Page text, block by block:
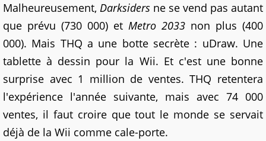
Malheureusement, Darksiders ne se vend pas autant
que prévu (730 000) et Metro 2033 non plus (400
000). Mais THQ a une botte secrète : uDraw. Une
tablette à dessin pour la Wii. Et c'est une bonne
surprise avec 1 million de ventes. THQ retentera
l'expérience l'année suivante, mais avec 74 000
ventes, il faut croire que tout le monde se servait
déjà de la Wii comme cale-porte.